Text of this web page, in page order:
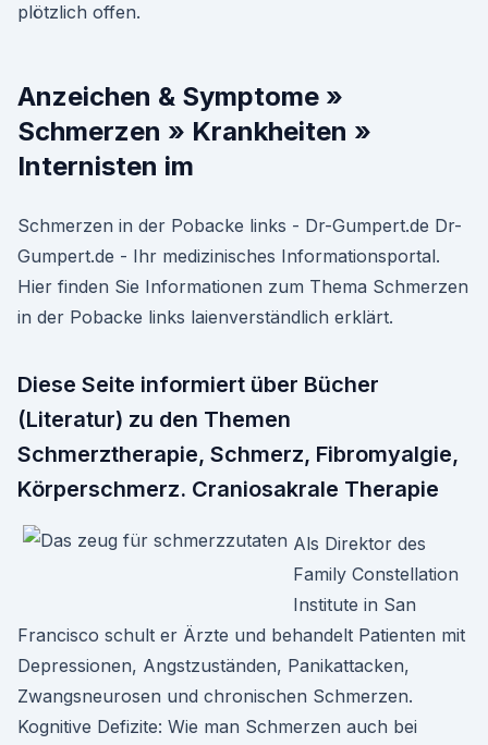
plötzlich offen.
Anzeichen & Symptome »
Schmerzen » Krankheiten »
Internisten im
Schmerzen in der Pobacke links - Dr-Gumpert.de Dr-
Gumpert.de - Ihr medizinisches Informationsportal.
Hier finden Sie Informationen zum Thema Schmerzen
in der Pobacke links laienverständlich erklärt.
Diese Seite informiert über Bücher
(Literatur) zu den Themen
Schmerztherapie, Schmerz, Fibromyalgie,
Körperschmerz. Craniosakrale Therapie
Als Direktor des
Family Constellation
Institute in San
Francisco schult er Ärzte und behandelt Patienten mit
Depressionen, Angstzuständen, Panikattacken,
Zwangsneurosen und chronischen Schmerzen.
Kognitive Defizite: Wie man Schmerzen auch bei